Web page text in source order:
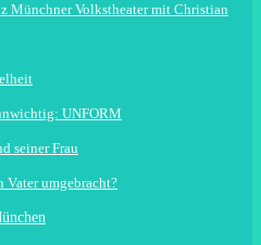
Münchner Volkstheater mit Christian
UNFORM
seiner Frau
Vater umgebracht?